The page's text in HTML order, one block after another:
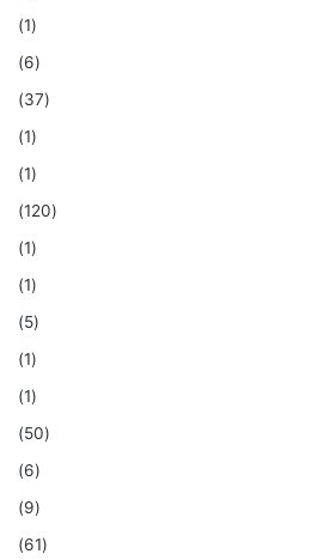
(1)
(6)
(37)
(1)
(1)
(120)
(1)
(1)
(5)
(1)
(1)
(50)
(6)
(9)
(61)